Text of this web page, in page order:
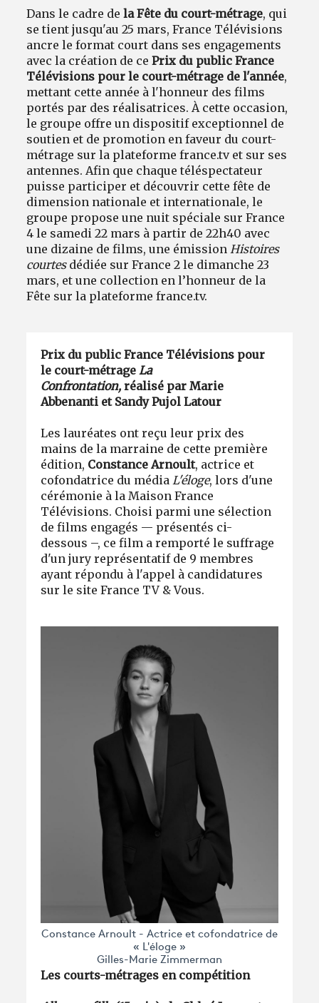
Dans le cadre dela Fête du court-métrage, qui
se tient jusqu'au 25 mars, France Télévisions
ancre le format court dans ses engagements
avec la création de cePrix du public France
Télévisions pour le court-métrage de l'année,
mettant cette année à l'honneur des films
portés par des réalisatrices. À cette occasion,
le groupe offre un dispositif exceptionnel de
soutien et de promotion en faveur du court-
métrage sur la plateforme france.tv et sur ses
antennes. Afin que chaque téléspectateur
puisse participer et découvrir cette fête de
dimension nationale et internationale, le
groupe propose une nuit spéciale sur France
4 le samedi 22 mars à partir de 22h40 avec
une dizaine de films, une émission Histoires
courtesdédiée sur France 2 le dimanche 23
mars, et une collection en l’honneur de la
Fête sur la plateforme france.tv.
Prix du public France Télévisions pour
le court-métrage La
Confrontation,réalisé par Marie
Abbenanti et Sandy Pujol Latour
Les lauréates ont reçu leur prix des
mains de la marraine de cette première
édition, Constance Arnoult, actrice et
cofondatrice du média L'éloge, lors d'une
cérémonie à la Maison France
Télévisions. Choisi parmi une sélection
de films engagés — présentés ci-
dessous –, ce film a remporté le suffrage
d'un jury représentatif de 9 membres
ayant répondu à l'appel à candidatures
sur le site France TV & Vous.
Constance Arnoult - Actrice et cofondatrice de
« L'éloge »
Gilles-Marie Zimmerman
Les courts-métrages en compétition